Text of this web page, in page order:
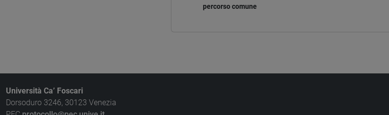
percorso comune
Università Ca’ Foscari
Dorsoduro 3246, 30123 Venezia